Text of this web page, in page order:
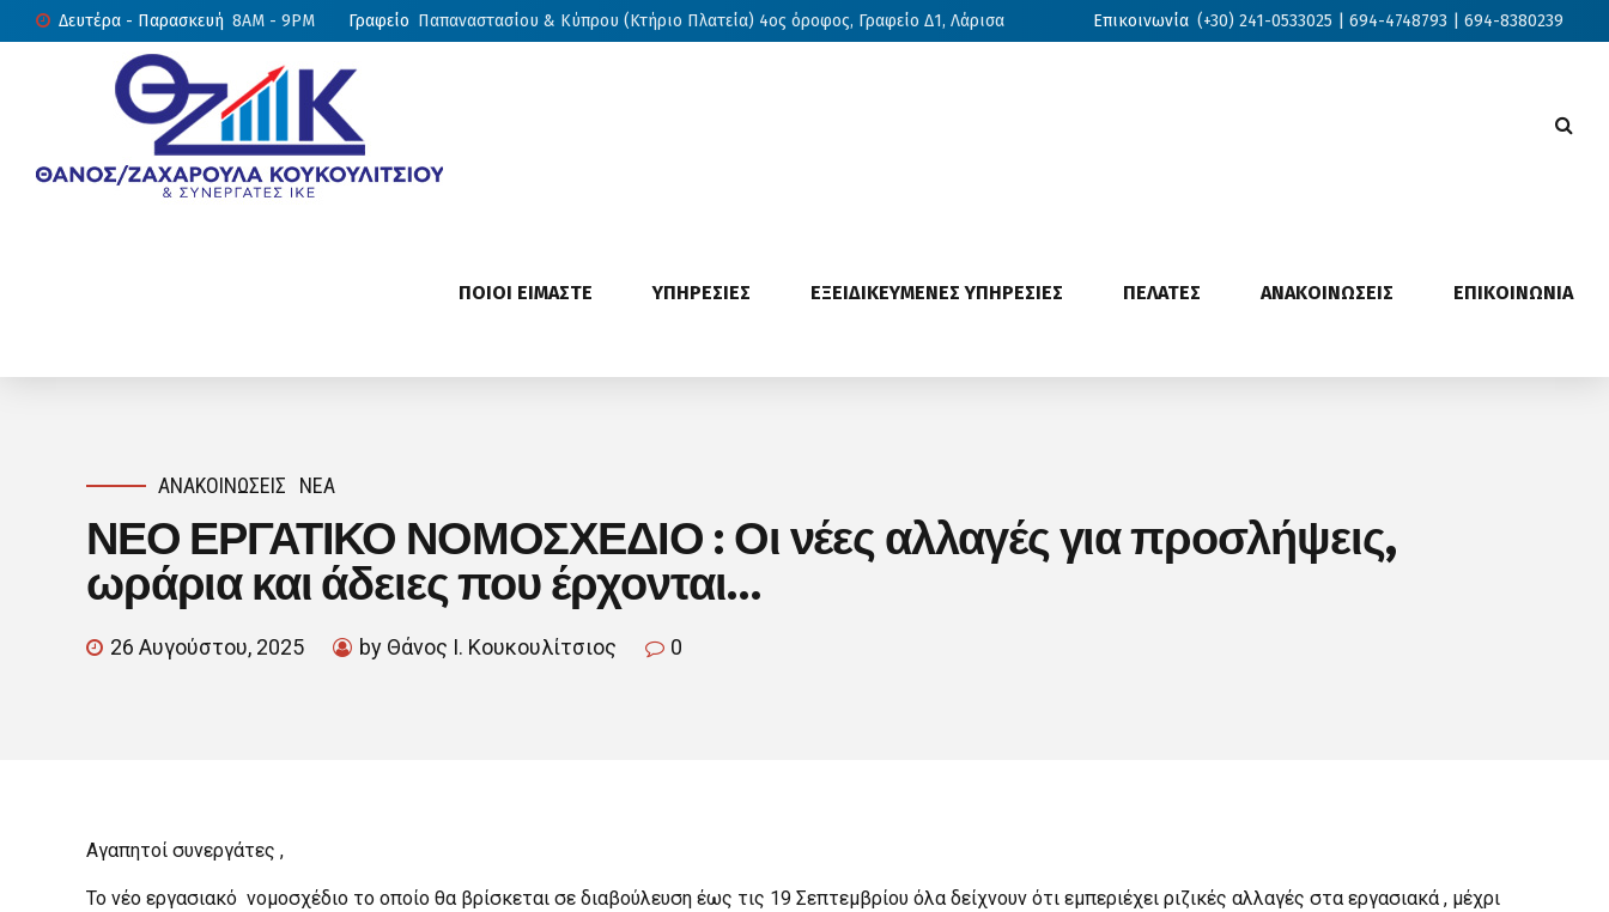
Δευτέρα - Παρασκευή 8AM - 9PM Γραφείο Παπαναστασίου & Κύπρου (Κτήριο Πλατεία) 4ος όροφος, Γραφείο Δ1, Λάρισα Επικοινωνία (+30) 241-0533025 | 694-4748793 | 694-8380239
ΠΟΙΟΙ ΕΙΜΑΣΤΕ ΥΠΗΡΕΣΙΕΣ ΕΞΕΙΔΙΚΕΥΜΕΝΕΣ ΥΠΗΡΕΣΙΕΣ ΠΕΛΑΤΕΣ ΑΝΑΚΟΙΝΩΣΕΙΣ ΕΠΙΚΟΙΝΩΝΙΑ
ΑΝΑΚΟΙΝΏΣΕΙΣ ΝΈΑ
ΝΕΟ ΕΡΓΑΤΙΚΟ ΝΟΜΟΣΧΕΔΙΟ : Οι νέες αλλαγές για προσλήψεις,
ωράρια και άδειες που έρχονται…
26 Αυγούστου, 2025 by Θάνος Ι. Κουκουλίτσιος 0
Αγαπητοί συνεργάτες ,
Το νέο εργασιακό νομοσχέδιο το οποίο θα βρίσκεται σε διαβούλευση έως τις 19 Σεπτεμβρίου όλα δείχνουν ότι εμπεριέχει ριζικές αλλαγές στα εργασιακά , μέχρι